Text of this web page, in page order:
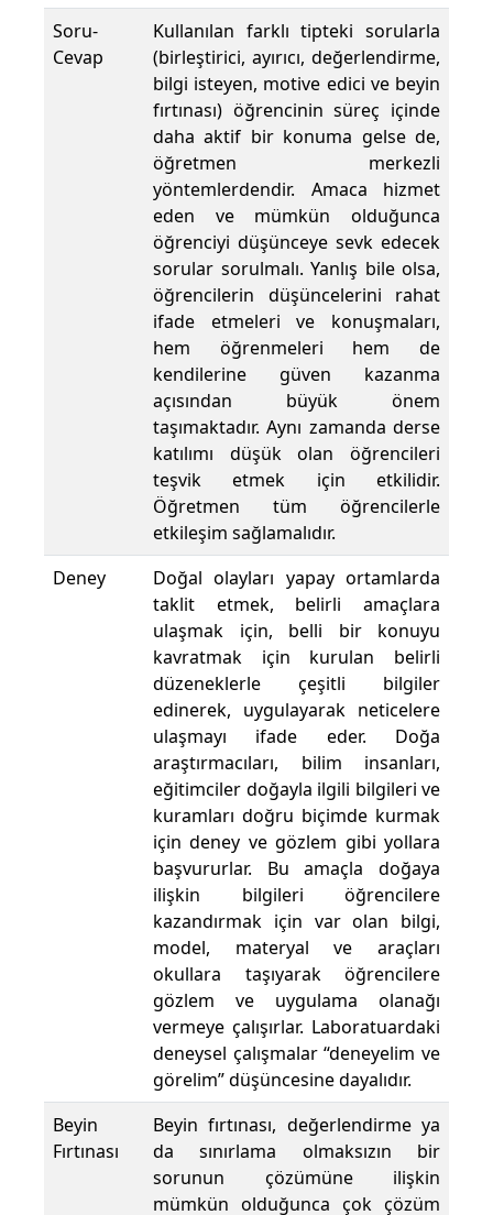
Soru-
Cevap
Kullanılan farklı tipteki sorularla
(birleştirici, ayırıcı, değerlendirme,
bilgi isteyen, motive edici ve beyin
fırtınası) öğrencinin süreç içinde
daha aktif bir konuma gelse de,
öğretmen merkezli
yöntemlerdendir. Amaca hizmet
eden ve mümkün olduğunca
öğrenciyi düşünceye sevk edecek
sorular sorulmalı. Yanlış bile olsa,
öğrencilerin düşüncelerini rahat
ifade etmeleri ve konuşmaları,
hem öğrenmeleri hem de
kendilerine güven kazanma
açısından büyük önem
taşımaktadır. Aynı zamanda derse
katılımı düşük olan öğrencileri
teşvik etmek için etkilidir.
Öğretmen tüm öğrencilerle
etkileşim sağlamalıdır.
Deney
Doğal olayları yapay ortamlarda
taklit etmek, belirli amaçlara
ulaşmak için, belli bir konuyu
kavratmak için kurulan belirli
düzeneklerle çeşitli bilgiler
edinerek, uygulayarak neticelere
ulaşmayı ifade eder. Doğa
araştırmacıları, bilim insanları,
eğitimciler doğayla ilgili bilgileri ve
kuramları doğru biçimde kurmak
için deney ve gözlem gibi yollara
başvururlar. Bu amaçla doğaya
ilişkin bilgileri öğrencilere
kazandırmak için var olan bilgi,
model, materyal ve araçları
okullara taşıyarak öğrencilere
gözlem ve uygulama olanağı
vermeye çalışırlar. Laboratuardaki
deneysel çalışmalar “deneyelim ve
görelim” düşüncesine dayalıdır.
Beyin
Fırtınası
Beyin fırtınası, değerlendirme ya
da sınırlama olmaksızın bir
sorunun çözümüne ilişkin
mümkün olduğunca çok çözüm